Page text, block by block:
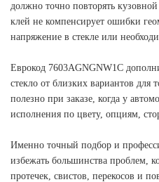
должно точно повторять
клей не компенсирует ошибки
напряжение в стекле или
Еврокод 7603AGNGNW1C
стекло от близких вариантов
полезно при заказе, когда у
исполнения по цвету, опциям,
Именно точный подбор и
избежать большинства проблем,
протечек, свистов, перекосов и